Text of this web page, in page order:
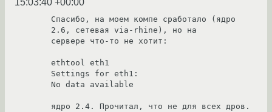
15:03:40 +00:00
Спасибо, на моем компе сработало (ядро
2.6, сетевая via-rhine), но на
сервере что-то не хотит:
ethtool eth1
Settings for eth1:
No data available
ядро 2.4. Прочитал, что не для всех дров.